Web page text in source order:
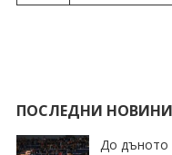
ПОСЛЕДНИ НОВИНИ
До дъното